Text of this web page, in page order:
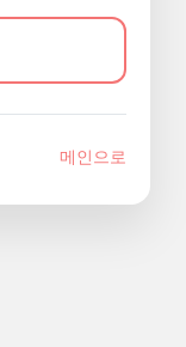
메인으로